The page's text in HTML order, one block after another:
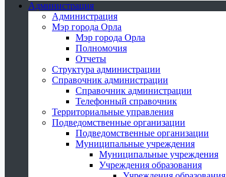
Администрация
Администрация
Мэр города Орла
Мэр города Орла
Полномочия
Отчеты
Структура администрации
Справочник администрации
Справочник администрации
Телефонный справочник
Территориальные управления
Подведомственные организации
Подведомственные организации
Муниципальные учреждения
Муниципальные учреждения
Учреждения образования